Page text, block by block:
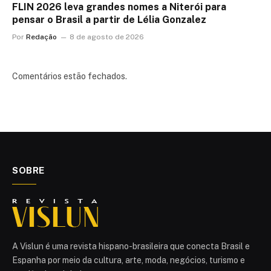
FLIN 2026 leva grandes nomes a Niterói para
pensar o Brasil a partir de Lélia Gonzalez
Por Redação 8 de agosto de 2026
Comentários estão fechados.
SOBRE
A Vislun é uma revista hispano-brasileira que conecta Brasil e
Espanha por meio da cultura, arte, moda, negócios, turismo e